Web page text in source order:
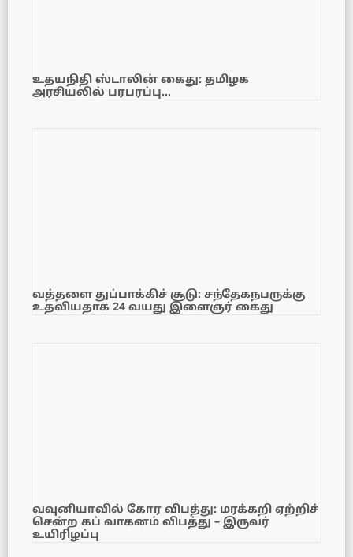
உதயநிதி ஸ்டாலின் கைது: தமிழக
அரசியலில் பரபரப்பு…
வத்தளை துப்பாக்கிச் சூடு: சந்தேகநபருக்கு
உதவியதாக 24 வயது இளைஞர் கைது
வவுனியாவில் கோர விபத்து: மரக்கறி ஏற்றிச்
சென்ற கப் வாகனம் விபத்து – இருவர்
உயிரிழப்பு